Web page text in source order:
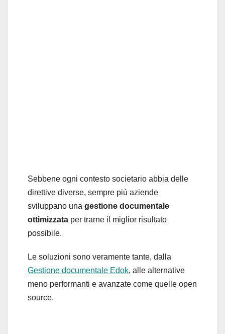
Sebbene ogni contesto societario abbia delle
direttive diverse, sempre più aziende
sviluppano una gestione documentale
ottimizzata per trarne il miglior risultato
possibile.
Le soluzioni sono veramente tante, dalla
Gestione documentale Edok, alle alternative
meno performanti e avanzate come quelle open
source.